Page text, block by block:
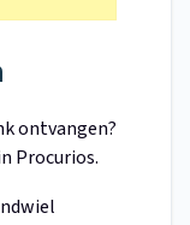
ontvangen?
Procurios.